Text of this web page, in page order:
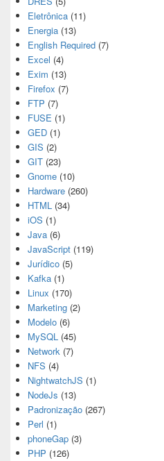
Eletrônica (11)
Energia (13)
English Required (7)
Excel (4)
Exim (13)
Firefox (7)
FTP (7)
FUSE (1)
GED (1)
GIS (2)
GIT (23)
Gnome (10)
Hardware (260)
HTML (34)
iOS (1)
Java (6)
JavaScript (119)
Jurídico (5)
Kafka (1)
Linux (170)
Marketing (2)
Modelo (6)
MySQL (45)
Network (7)
NFS (4)
NightwatchJS (1)
NodeJs (13)
Padronização (267)
Perl (1)
phoneGap (3)
PHP (126)